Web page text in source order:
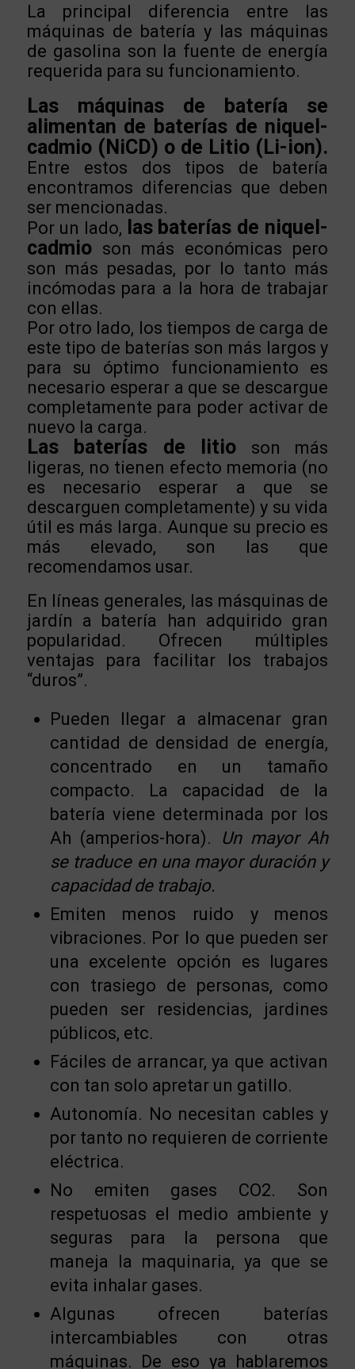
La principal diferencia entre las
máquinas de batería y las máquinas
de gasolina son la fuente de energía
requerida para su funcionamiento.
Las máquinas de batería se
alimentan de baterías de niquel-
cadmio (NiCD) o de Litio (Li-ion).
Entre estos dos tipos de batería
encontramos diferencias que deben
ser mencionadas.
Por un lado, las baterías de niquel-
cadmioson más económicas pero
son más pesadas, por lo tanto más
incómodas para a la hora de trabajar
con ellas.
Por otro lado, los tiempos de carga de
este tipo de baterías son más largos y
para su óptimo funcionamiento es
necesario esperar a que se descargue
completamente para poder activar de
nuevo la carga.
Las baterías de litio son más
ligeras, no tienen efecto memoria (no
es necesario esperar a que se
descarguen completamente) y su vida
útil es más larga. Aunque su precio es
más elevado, son las que
recomendamos usar.
En líneas generales, las másquinas de
jardín a batería han adquirido gran
popularidad. Ofrecen múltiples
ventajas para facilitar los trabajos
“duros”.
Pueden llegar a almacenar gran
cantidad de densidad de energía,
concentrado en un tamaño
compacto. La capacidad de la
batería viene determinada por los
Ah (amperios-hora). Un mayor Ah
se traduce en una mayor duración y
capacidad de trabajo.
Emiten menos ruido y menos
vibraciones. Por lo que pueden ser
una excelente opción es lugares
con trasiego de personas, como
pueden ser residencias, jardines
públicos, etc.
Fáciles de arrancar, ya que activan
con tan solo apretar un gatillo.
Autonomía. No necesitan cables y
por tanto no requieren de corriente
eléctrica.
No emiten gases CO2. Son
respetuosas el medio ambiente y
seguras para la persona que
maneja la maquinaria, ya que se
evita inhalar gases.
Algunas ofrecen baterías
intercambiables con otras
máquinas. De eso ya hablaremos